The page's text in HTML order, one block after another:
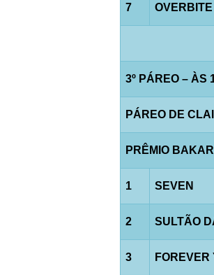
7 OVERBITE
3º PÁREO – ÀS
PÁREO DE
PRÊMIO BAKARI
1 SEVEN
2 SULTÃO
3 FOREVER